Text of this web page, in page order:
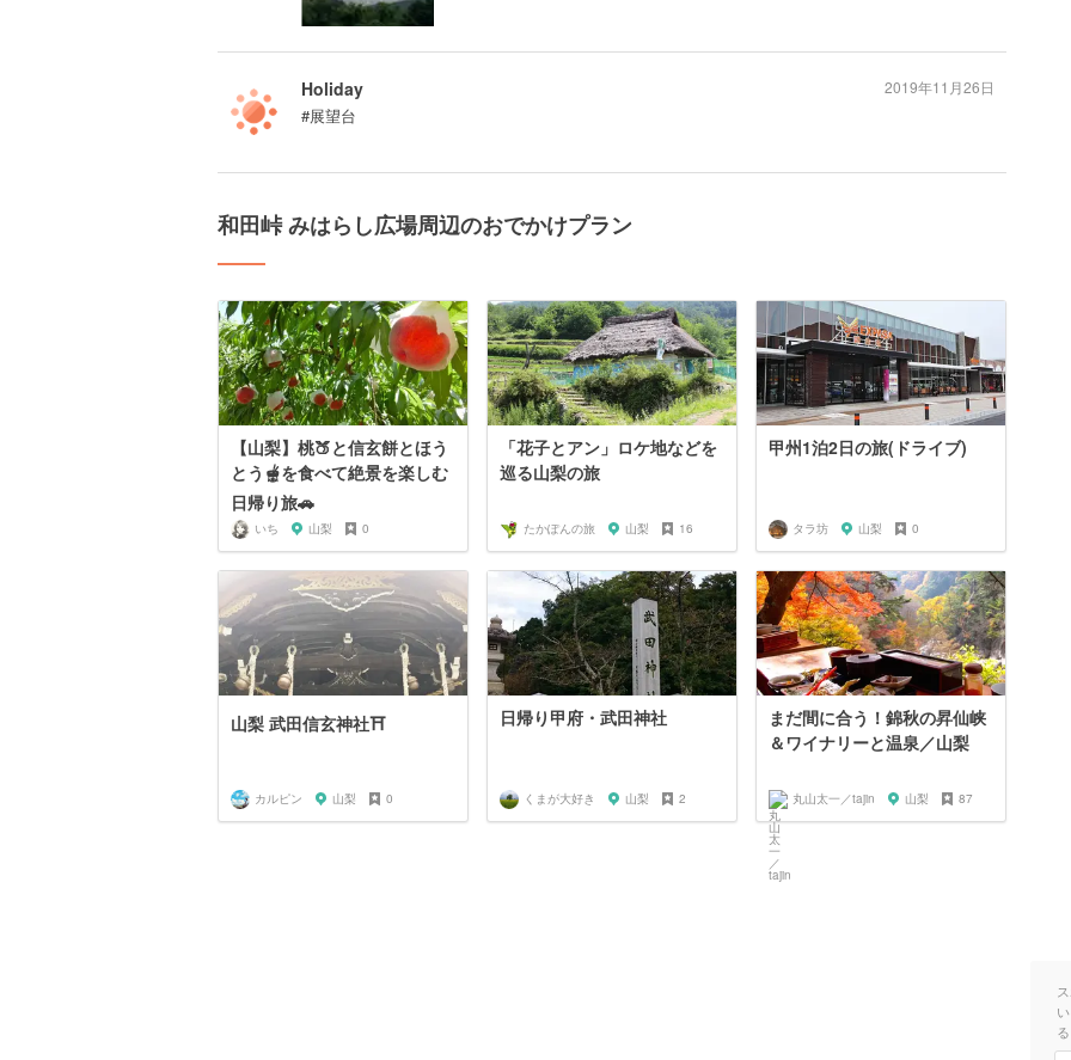
Holiday
#展望台
2019年11月26日
和田峠 みはらし広場周辺のおでかけプラン
【山梨】桃🍑と信玄餅とほう
とう🫕を食べて絶景を楽しむ
日帰り旅🚗
いち 山梨 0
「花子とアン」ロケ地などを
巡る山梨の旅
たかぽんの旅 山梨 16
甲州1泊2日の旅(ドライブ)
タラ坊 山梨 0
山梨 武田信玄神社⛩
カルピン 山梨 0
日帰り甲府・武田神社
くまが大好き 山梨 2
まだ間に合う！錦秋の昇仙峡
＆ワイナリーと温泉／山梨
丸山太一／tajin 山梨 87